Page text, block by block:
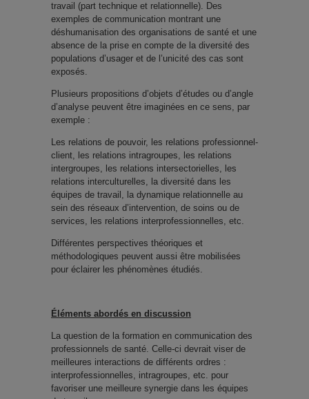
travail (part technique et relationnelle). Des
exemples de communication montrant une
déshumanisation des organisations de santé et une
absence de la prise en compte de la diversité des
populations d’usager et de l’unicité des cas sont
exposés.
Plusieurs propositions d’objets d’études ou d’angle
d’analyse peuvent être imaginées en ce sens, par
exemple :
Les relations de pouvoir, les relations professionnel-
client, les relations intragroupes, les relations
intergroupes, les relations intersectorielles, les
relations interculturelles, la diversité dans les
équipes de travail, la dynamique relationnelle au
sein des réseaux d’intervention, de soins ou de
services, les relations interprofessionnelles, etc.
Différentes perspectives théoriques et
méthodologiques peuvent aussi être mobilisées
pour éclairer les phénomènes étudiés.
Éléments abordés en discussion
La question de la formation en communication des
professionnels de santé. Celle-ci devrait viser de
meilleures interactions de différents ordres :
interprofessionnelles, intragroupes, etc. pour
favoriser une meilleure synergie dans les équipes